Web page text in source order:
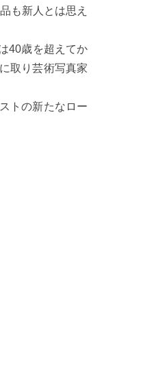
も新人とは思え
40歳を超えてか
取り芸術写真家
トの新たなロー